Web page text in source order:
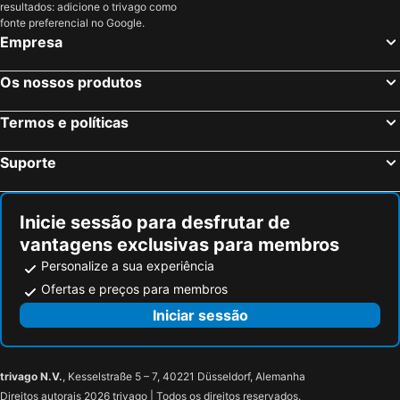
resultados: adicione o trivago como
fonte preferencial no Google.
Empresa
Os nossos produtos
Termos e políticas
Suporte
Inicie sessão para desfrutar de
vantagens exclusivas para membros
Personalize a sua experiência
Ofertas e preços para membros
Iniciar sessão
trivago N.V., Kesselstraße 5 – 7, 40221 Düsseldorf, Alemanha
Direitos autorais 2026 trivago | Todos os direitos reservados.